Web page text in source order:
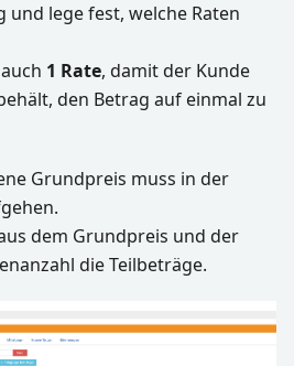
und lege fest, welche Raten
1 Rate, damit der Kunde
den Betrag auf einmal zu
Grundpreis muss in der
dem Grundpreis und der
die Teilbeträge.